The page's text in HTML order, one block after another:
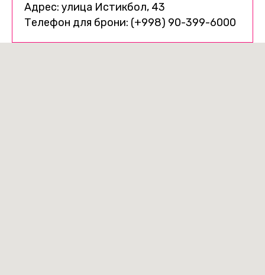
Адрес: улица Истикбол, 43
Телефон для брони: (+998) 90-399-6000